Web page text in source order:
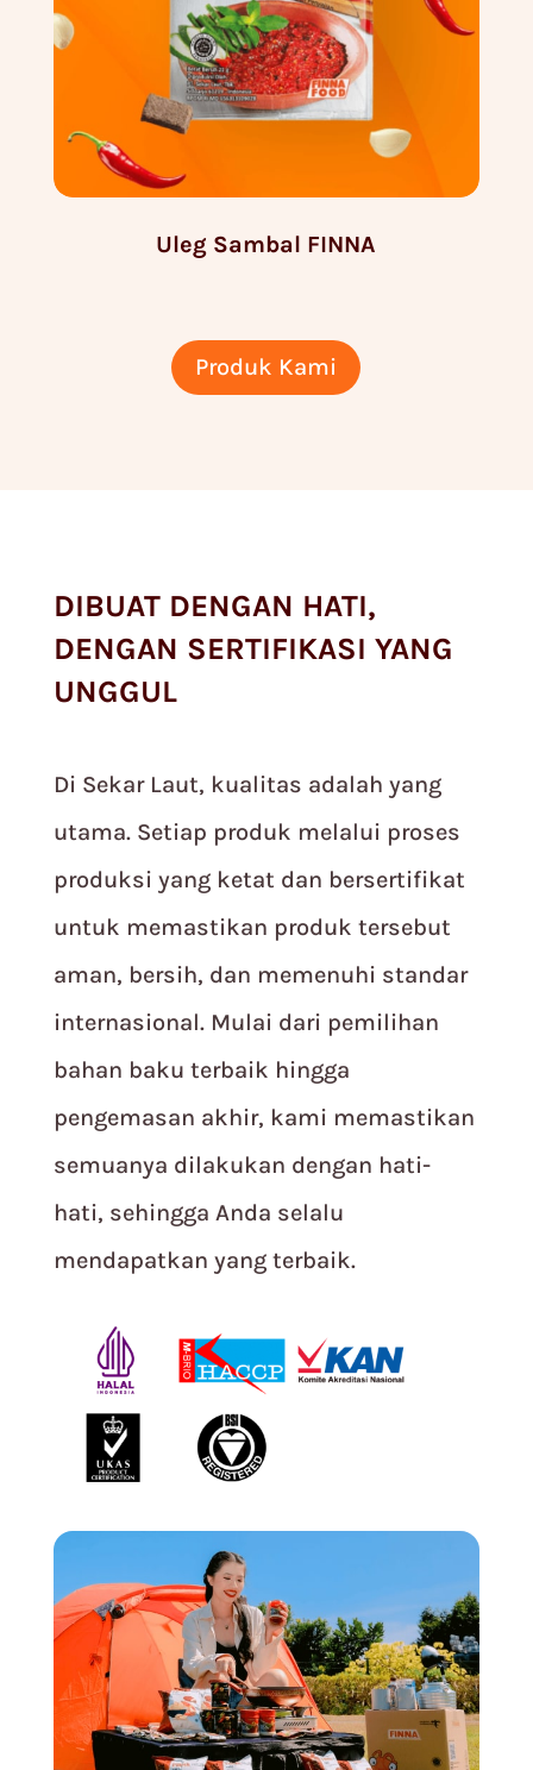
Uleg Sambal FINNA
Produk Kami
DIBUAT DENGAN HATI,
DENGAN SERTIFIKASI YANG
UNGGUL
Di Sekar Laut, kualitas adalah yang
utama. Setiap produk melalui proses
produksi yang ketat dan bersertifikat
untuk memastikan produk tersebut
aman, bersih, dan memenuhi standar
internasional. Mulai dari pemilihan
bahan baku terbaik hingga
pengemasan akhir, kami memastikan
semuanya dilakukan dengan hati-
hati, sehingga Anda selalu
mendapatkan yang terbaik.